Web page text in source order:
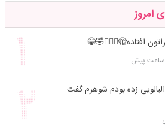
امروز
زده بودم شوهرم گفت